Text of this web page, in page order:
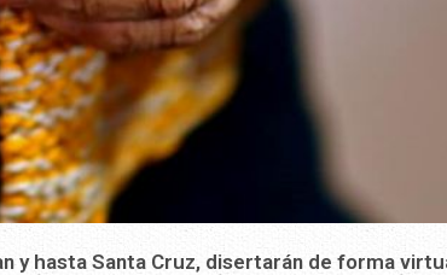
y hasta Santa Cruz, disertarán de forma